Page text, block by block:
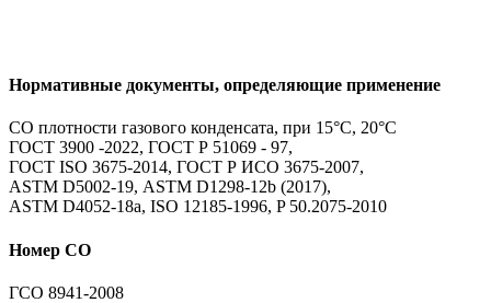
Нормативные документы, определяющие применение
СО плотности газового конденсата, при 15°С, 20°С
ГОСТ 3900 -2022, ГОСТ Р 51069 - 97,
ГОСТ ISO 3675-2014, ГОСТ Р ИСО 3675-2007,
ASTM D5002-19, ASTM D1298-12b (2017),
ASTM D4052-18a, ISO 12185-1996, P 50.2075-2010
Номер СО
ГСО 8941-2008